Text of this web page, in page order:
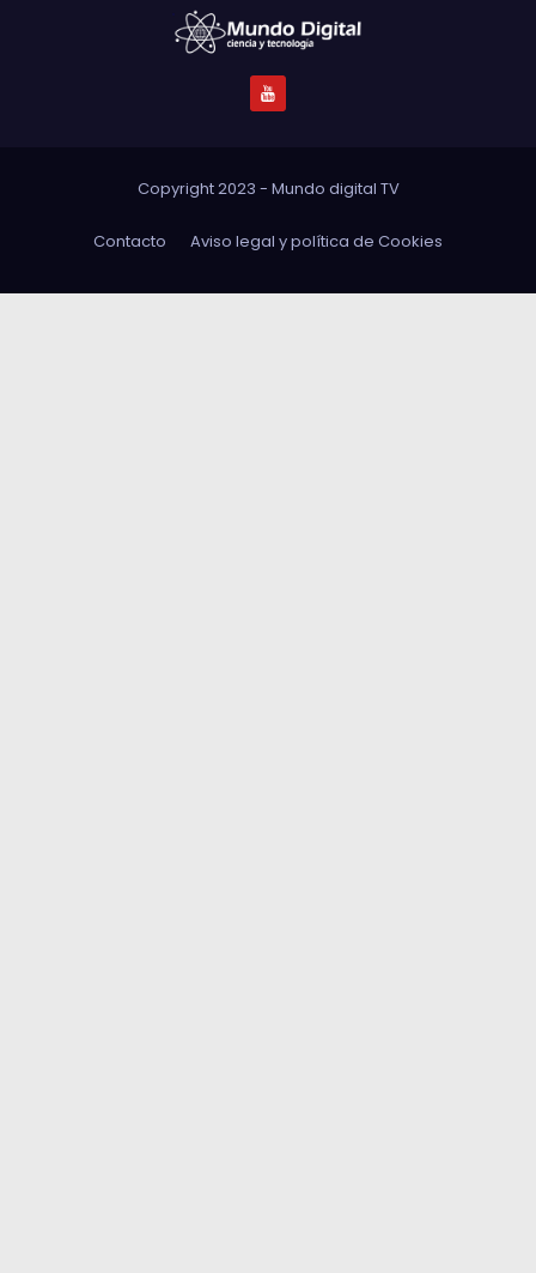
Copyright 2023 - Mundo digital TV
Contacto Aviso legal y política de Cookies